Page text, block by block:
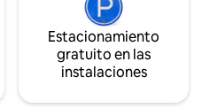
Estacionamiento
gratuito en las
instalaciones